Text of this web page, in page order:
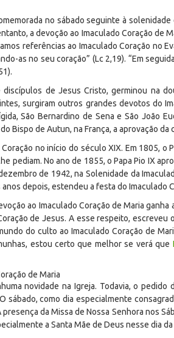
no sábado seguinte à
a devoção ao Imaculado Coração de
referências ao Imaculado Coração no
as no seu coração” (Lc 2,19). “Em
de Jesus Cristo, germinou na
surgiram outros grandes devotos do
São Bernardino de Sena e São João
Bispo de Autun, na França, a aprovação da
no início do século XIX. Em 1805, o
pediam. No ano de 1855, o Papa Pio IX
de 1942, na Solenidade da
depois, estendeu a festa do Imaculado
ao Imaculado Coração de Maria
de Jesus. A esse respeito, escreveu
do culto ao Imaculado Coração de
estou certo que melhor se verá que
de Maria
novidade na Igreja. Todavia, o
sábado, como dia especialmente
presença da Missa de Nossa Senhora nos
a Santa Mãe de Deus nesse dia da